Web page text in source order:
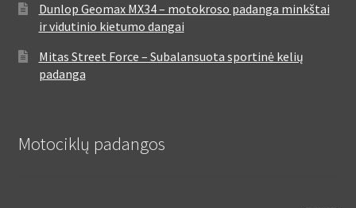
Dunlop Geomax MX34 – motokroso padanga minkštai
ir vidutinio kietumo dangai
Mitas Street Force – Subalansuota sportinė kelių
padanga
Motociklų padangos